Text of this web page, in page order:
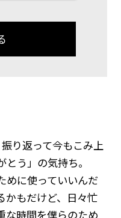
り返って今もこみ上
う」の気持ち。
めに使っていいんだ
かもだけど、日々忙
な時間を僕らのため